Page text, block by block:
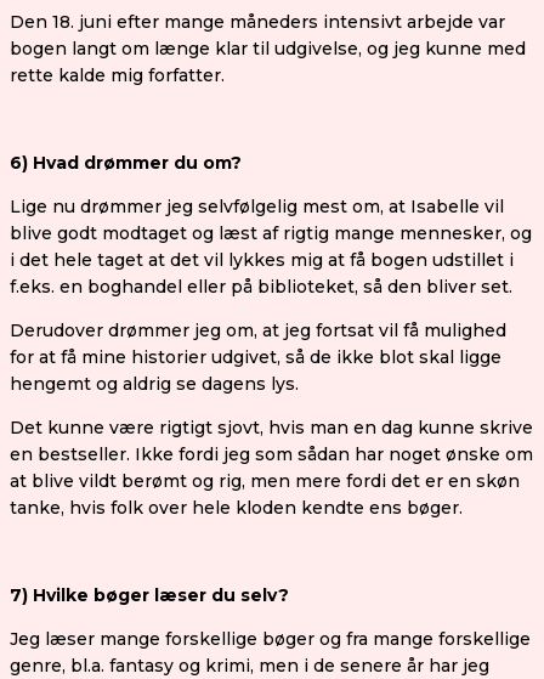
Den 18. juni efter mange måneders intensivt arbejde var
bogen langt om længe klar til udgivelse, og jeg kunne med
rette kalde mig forfatter.
6) Hvad drømmer du om?
Lige nu drømmer jeg selvfølgelig mest om, at Isabelle vil
blive godt modtaget og læst af rigtig mange mennesker, og
i det hele taget at det vil lykkes mig at få bogen udstillet i
f.eks. en boghandel eller på biblioteket, så den bliver set.
Derudover drømmer jeg om, at jeg fortsat vil få mulighed
for at få mine historier udgivet, så de ikke blot skal ligge
hengemt og aldrig se dagens lys.
Det kunne være rigtigt sjovt, hvis man en dag kunne skrive
en bestseller. Ikke fordi jeg som sådan har noget ønske om
at blive vildt berømt og rig, men mere fordi det er en skøn
tanke, hvis folk over hele kloden kendte ens bøger.
7) Hvilke bøger læser du selv?
Jeg læser mange forskellige bøger og fra mange forskellige
genre, bl.a. fantasy og krimi, men i de senere år har jeg